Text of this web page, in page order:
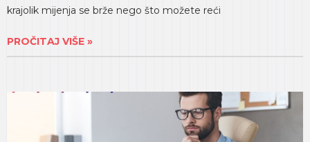
krajolik mijenja se brže nego što možete reći
PROČITAJ VIŠE »